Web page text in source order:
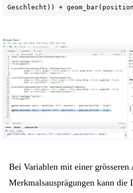
Geschlecht)) +
Bei Variablen mit einer grösseren
Merkmalsausprägungen kann die